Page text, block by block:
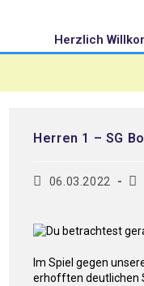
Herzlich
Herren 1 – SG
06.03.2022
Im Spiel gegen
erhofften deutlichen